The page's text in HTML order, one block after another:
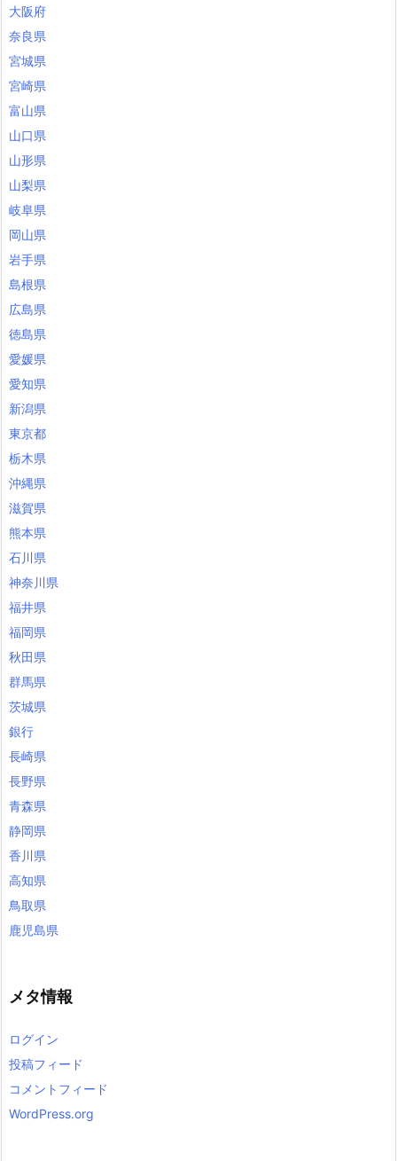
大阪府
奈良県
宮城県
宮崎県
富山県
山口県
山形県
山梨県
岐阜県
岡山県
岩手県
島根県
広島県
徳島県
愛媛県
愛知県
新潟県
東京都
栃木県
沖縄県
滋賀県
熊本県
石川県
神奈川県
福井県
福岡県
秋田県
群馬県
茨城県
銀行
長崎県
長野県
青森県
静岡県
香川県
高知県
鳥取県
鹿児島県
メタ情報
ログイン
投稿フィード
コメントフィード
WordPress.org